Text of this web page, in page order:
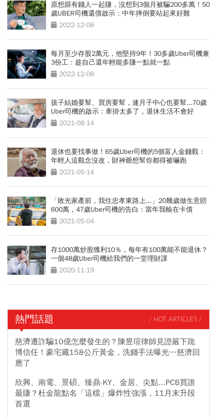
原想跟有錢人一起賺，沒想到3個月被騙200多萬！50
歲UBER司機還債啟示：中年摔倒要站起來好難
2022-12-08
每月至少存股2萬元，他堅持9年！30多歲Uber司機兼
3份工：趁自己還年輕能多賺一點就一點
2022-12-08
孩子結婚要幫、買房要幫，連月子中心也要幫...70歲
Uber司機的啟示：牽掛太多了，退休生活不會好
2021-08-14
退休也要找事做！65歲Uber司機的5個富人金錢觀：
年輕人這觀念沒改，財神爺想幫你都得被嚇跑
2021-05-14
「敗光家產前，我住忠孝東路上...」20幾歲做生意賠
600萬，47歲Uber司機的告白：當年我輸在卡債
2021-05-04
存1000萬炒股獲利10％，每年有100萬能不能退休？
一個48歲Uber司機給我們的一堂理財課
2020-11-19
熱門話題 / HOT ARTICLES /
慈濟遭詐騙10億怎麼發生的？陳昱瑄律師見證嚴下跪
博信任！豪宅藏158公斤黃金，洗錢手法曝光…慈濟回
應了
欣興、南電、景碩、臻鼎-KY、金居、尖點...PCB買誰
最賺？杜金龍點名「這檔」爆炸性強漲，11月末升段
首選